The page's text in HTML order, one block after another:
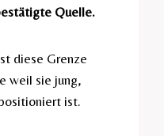
Quelle.
diese Grenze
weil sie jung,
ist.